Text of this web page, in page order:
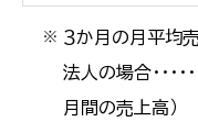
※ ３か月の月平均
法人の場合・・・・
月間の売上高）